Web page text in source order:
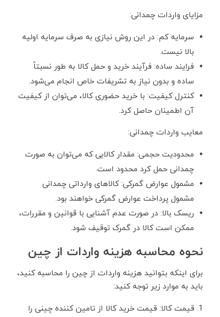
مزایای واردات چمدانی:
سرمایه کم: در این روش نیازی به صرف سرمایه اولیه
بالا نیست.
فرایند ساده: فرآیند خرید و حمل کالا به طور نسبتاً
ساده و بدون نیاز به تشریفات خاص انجام می‌شود.
کنترل کیفیت: با خرید حضوری کالا، می‌توان از کیفیت
آن اطمینان حاصل کرد.
معایب واردات چمدانی:
محدودیت حجمی: مقدار کالایی که می‌توان به صورت
چمدانی حمل کرد محدود است.
مشمول عوارض گمرکی: کالاهای وارداتی چمدانی
مشمول پرداخت عوارض گمرکی خواهند بود.
ریسک بالا: در صورت عدم آشنایی با قوانین و مقررات،
ممکن است کالا در گمرک توقیف شود.
نحوه محاسبه هزینه واردات از چین
برای اینکه بتوانید هزینه واردات از چین را محاسبه کنید،
باید به موارد زیر توجه کنید:
قیمت کالا: قیمت خرید کالا از تامین کننده چینی را